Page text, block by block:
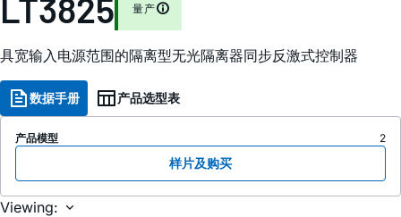
LT3825 量产
具宽输入电源范围的隔离型无光隔离器同步反激式控制器
数据手册 产品选型表
产品模型 2
样片及购买
Viewing: